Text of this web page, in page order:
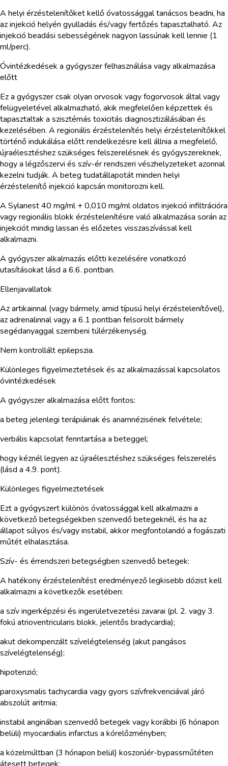
A helyi érzéstelenítőket kellő óvatossággal tanácsos beadni, ha
az injekció helyén gyulladás és/vagy fertőzés tapasztalható. Az
injekció beadási sebességének nagyon lassúnak kell lennie (1
ml/perc).
Óvintézkedések a gyógyszer felhasználása vagy alkalmazása
előtt
Ez a gyógyszer csak olyan orvosok vagy fogorvosok által vagy
felügyeletével alkalmazható, akik megfelelően képzettek és
tapasztaltak a szisztémás toxicitás diagnosztizálásában és
kezelésében. A regionális érzéstelenítés helyi érzéstelenítőkkel
történő indukálása előtt rendelkezésre kell állnia a megfelelő,
újraélesztéshez szükséges felszerelésnek és gyógyszereknek,
hogy a légzőszervi és szív-ér rendszeri vészhelyzeteket azonnal
kezelni tudják. A beteg tudatállapotát minden helyi
érzéstelenítő injekció kapcsán monitorozni kell.
A Sylanest 40 mg/ml + 0,010 mg/ml oldatos injekció infiltrációra
vagy regionális blokk érzéstelenítésre való alkalmazása során az
injekciót mindig lassan és előzetes visszaszívással kell
alkalmazni.
A gyógyszer alkalmazás előtti kezelésére vonatkozó
utasításokat lásd a 6.6. pontban.
Ellenjavallatok
Az artikainnal (vagy bármely, amid típusú helyi érzéstelenítővel),
az adrenalinnal vagy a 6.1 pontban felsorolt bármely
segédanyaggal szembeni túlérzékenység.
Nem kontrollált epilepszia.
Különleges figyelmeztetések és az alkalmazással kapcsolatos
óvintézkedések
A gyógyszer alkalmazása előtt fontos:
a beteg jelenlegi terápiáinak és anamnézisének felvétele;
verbális kapcsolat fenntartása a beteggel;
hogy kéznél legyen az újraélesztéshez szükséges felszerelés
(lásd a 4.9. pont).
Különleges figyelmeztetések
Ezt a gyógyszert különös óvatossággal kell alkalmazni a
következő betegségekben szenvedő betegeknél, és ha az
állapot súlyos és/vagy instabil, akkor megfontolandó a fogászati
műtét elhalasztása.
Szív- és érrendszeri betegségben szenvedő betegek:
A hatékony érzéstelenítést eredményező legkisebb dózist kell
alkalmazni a következők esetében:
a szív ingerképzési és ingerületvezetési zavarai (pl. 2. vagy 3.
fokú atrioventricularis blokk, jelentős bradycardia);
akut dekompenzált szívelégtelenség (akut pangásos
szívelégtelenség);
hipotenzió;
paroxysmalis tachycardia vagy gyors szívfrekvenciával járó
abszolút aritmia;
instabil anginában szenvedő betegek vagy korábbi (6 hónapon
belüli) myocardialis infarctus a kórelőzményben;
a közelmúltban (3 hónapon belül) koszorúér-bypassműtéten
átesett betegek;